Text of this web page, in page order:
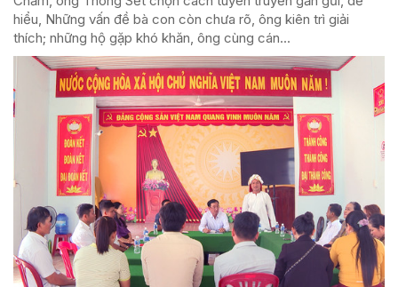
hiểu, Những vấn đề bà con còn chưa rõ, ông kiên trì giải
thích; những hộ gặp khó khăn, ông cùng cán...